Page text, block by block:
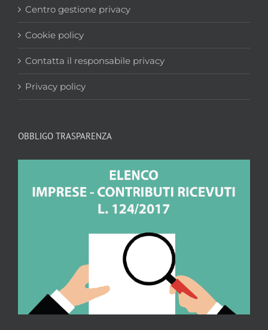
Centro gestione privacy
Cookie policy
Contatta il responsabile privacy
Privacy policy
OBBLIGO TRASPARENZA